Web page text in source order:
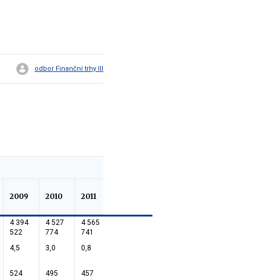
odbor Finanční trhy III
2009 2010 2011
4 394
522
4 527
774
4 565
741
4,5 3,0 0,8
524
495
457